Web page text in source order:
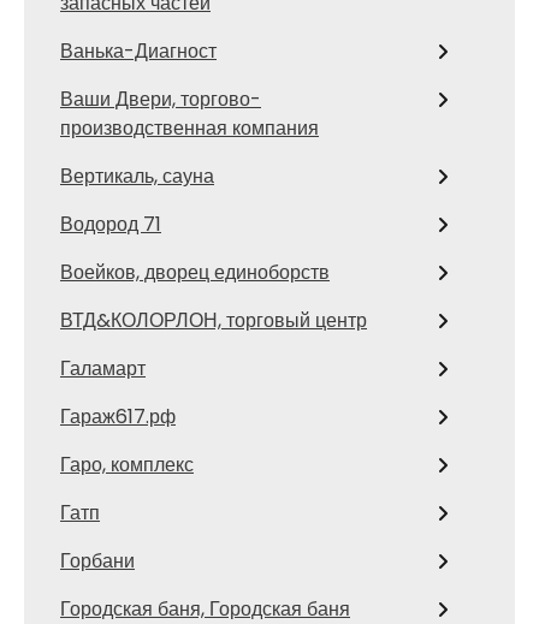
Ванька-Диагност
Ваши Двери, торгово-
производственная компания
Вертикаль, сауна
Водород 71
Воейков, дворец единоборств
ВТД&КОЛОРЛОН, торговый центр
Галамарт
Гараж617.рф
Гаро, комплекс
Гатп
Горбани
Городская баня, Городская баня